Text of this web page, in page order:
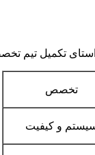
تخصص
و کیفیت